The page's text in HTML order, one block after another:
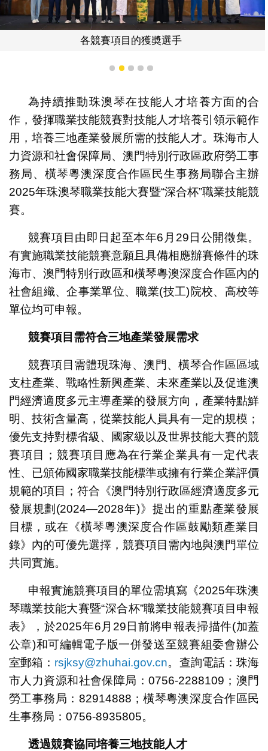
各競賽項目的獲奬選手
1 2 3 4 5
為持續推動珠澳琴在技能人才培養方面的合
作，發揮職業技能競賽對技能人才培養引領示範作
用，培養三地產業發展所需的技能人才。珠海市人
力資源和社會保障局、澳門特別行政區政府勞工事
務局、橫琴粵澳深度合作區民生事務局聯合主辦
2025年珠澳琴職業技能大賽暨“深合杯”職業技能競
賽。
競賽項目由即日起至本年6月29日公開徵集。
有實施職業技能競賽意願且具備相應辦賽條件的珠
海市、澳門特別行政區和橫琴粵澳深度合作區內的
社會組織、企事業單位、職業(技工)院校、高校等
單位均可申報。
競賽項目需符合三地產業發展需求
競賽項目需體現珠海、澳門、橫琴合作區區域
支柱產業、戰略性新興產業、未來產業以及促進澳
門經濟適度多元主導產業的發展方向，產業特點鮮
明、技術含量高，從業技能人員具有一定的規模；
優先支持對標省級、國家級以及世界技能大賽的競
賽項目；競賽項目應為在行業企業具有一定代表
性、已頒佈國家職業技能標準或擁有行業企業評價
規範的項目；符合《澳門特別行政區經濟適度多元
發展規劃(2024—2028年)》提出的重點產業發展
目標，或在《橫琴粵澳深度合作區鼓勵類產業目
錄》內的可優先選擇，競賽項目需內地與澳門單位
共同實施。
申報實施競賽項目的單位需填寫《2025年珠澳
琴職業技能大賽暨“深合杯”職業技能競賽項目申報
表》，於2025年6月29日前將申報表掃描件(加蓋
公章)和可編輯電子版一併發送至競賽組委會辦公
室郵箱： rsjksy@zhuhai.gov.cn。查詢電話：珠海
市人力資源和社會保障局：0756-2288109；澳門
勞工事務局：82914888；橫琴粵澳深度合作區民
生事務局：0756-8935805。
透過競賽協同培養三地技能人才